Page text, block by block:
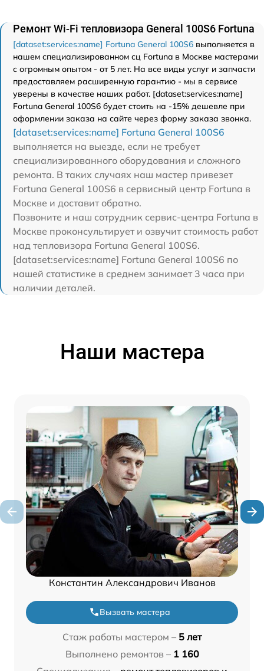
Ремонт Wi-Fi тепловизора General 100S6 Fortuna
[dataset:services:name] Fortuna General 100S6 выполняется в
нашем специализированном сц Fortuna в Москве мастерами
с огромным опытом - от 5 лет. На все виды услуг и запчасти
предоставляем расширенную гарантию - мы в сервисе
уверены в качестве наших работ. [dataset:services:name]
Fortuna General 100S6 будет стоить на -15% дешевле при
оформлении заказа на сайте через форму заказа звонка.
[dataset:services:name] Fortuna General 100S6
выполняется на выезде, если не требует
специализированного оборудования и сложного
ремонта. В таких случаях наш мастер привезет
Fortuna General 100S6 в сервисный центр Fortuna в
Москве и доставит обратно.
Позвоните и наш сотрудник сервис-центра Fortuna в
Москве проконсультирует и озвучит стоимость работ
над тепловизора Fortuna General 100S6.
[dataset:services:name] Fortuna General 100S6 по
нашей статистике в среднем занимает 3 часа при
наличии деталей.
Наши мастера
Константин Александрович Иванов
Вызвать мастера
Стаж работы мастером – 5 лет
Выполнено ремонтов – 1 160